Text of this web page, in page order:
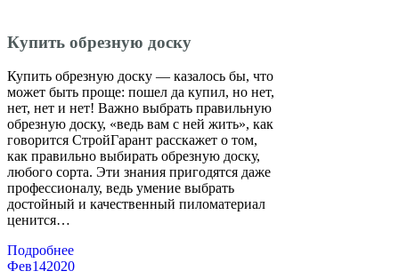
Купить обрезную доску
Купить обрезную доску — казалось бы, что
может быть проще: пошел да купил, но нет,
нет, нет и нет! Важно выбрать правильную
обрезную доску, «ведь вам с ней жить», как
говорится СтройГарант расскажет о том,
как правильно выбирать обрезную доску,
любого сорта. Эти знания пригодятся даже
профессионалу, ведь умение выбрать
достойный и качественный пиломатериал
ценится…
Подробнее
Фев142020